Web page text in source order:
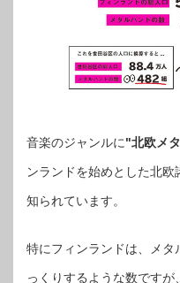
音楽のジャンルに"北欧メ
ンランドを始めとした北
知られています。
特にフィンランドは、メ
っくりするような数ですが、